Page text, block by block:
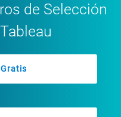
de Selección